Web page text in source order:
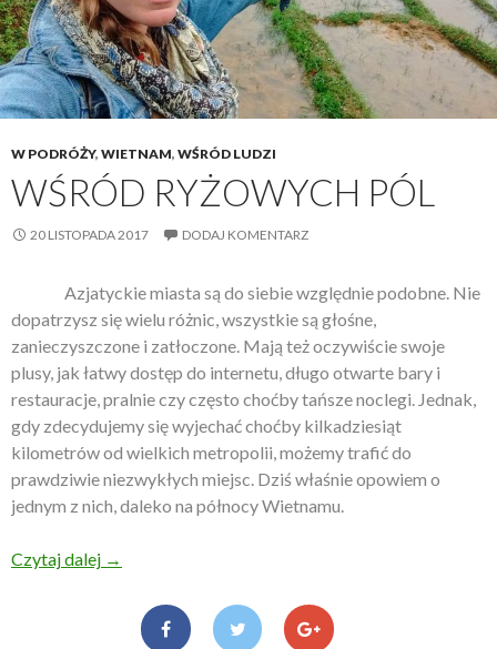
W PODRÓŻY, WIETNAM, WŚRÓD LUDZI
WŚRÓD RYŻOWYCH PÓL
20 LISTOPADA 2017 DODAJ KOMENTARZ
Azjatyckie miasta są do siebie względnie podobne. Nie
dopatrzysz się wielu różnic, wszystkie są głośne,
zanieczyszczone i zatłoczone. Mają też oczywiście swoje
plusy, jak łatwy dostęp do internetu, długo otwarte bary i
restauracje, pralnie czy często choćby tańsze noclegi. Jednak,
gdy zdecydujemy się wyjechać choćby kilkadziesiąt
kilometrów od wielkich metropolii, możemy trafić do
prawdziwie niezwykłych miejsc. Dziś właśnie opowiem o
jednym z nich, daleko na północy Wietnamu.
Czytaj dalej Wśród ryżowych pól
→